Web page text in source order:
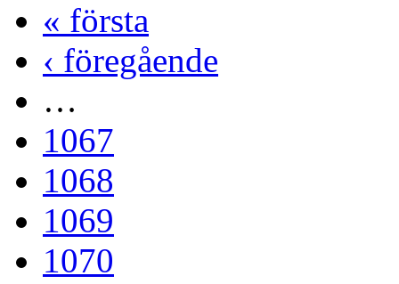
« första
‹ föregående
…
1067
1068
1069
1070